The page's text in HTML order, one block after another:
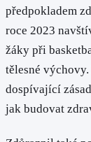
předpokladem
roce 2023
žáky při
tělesné
dospívající
jak budovat